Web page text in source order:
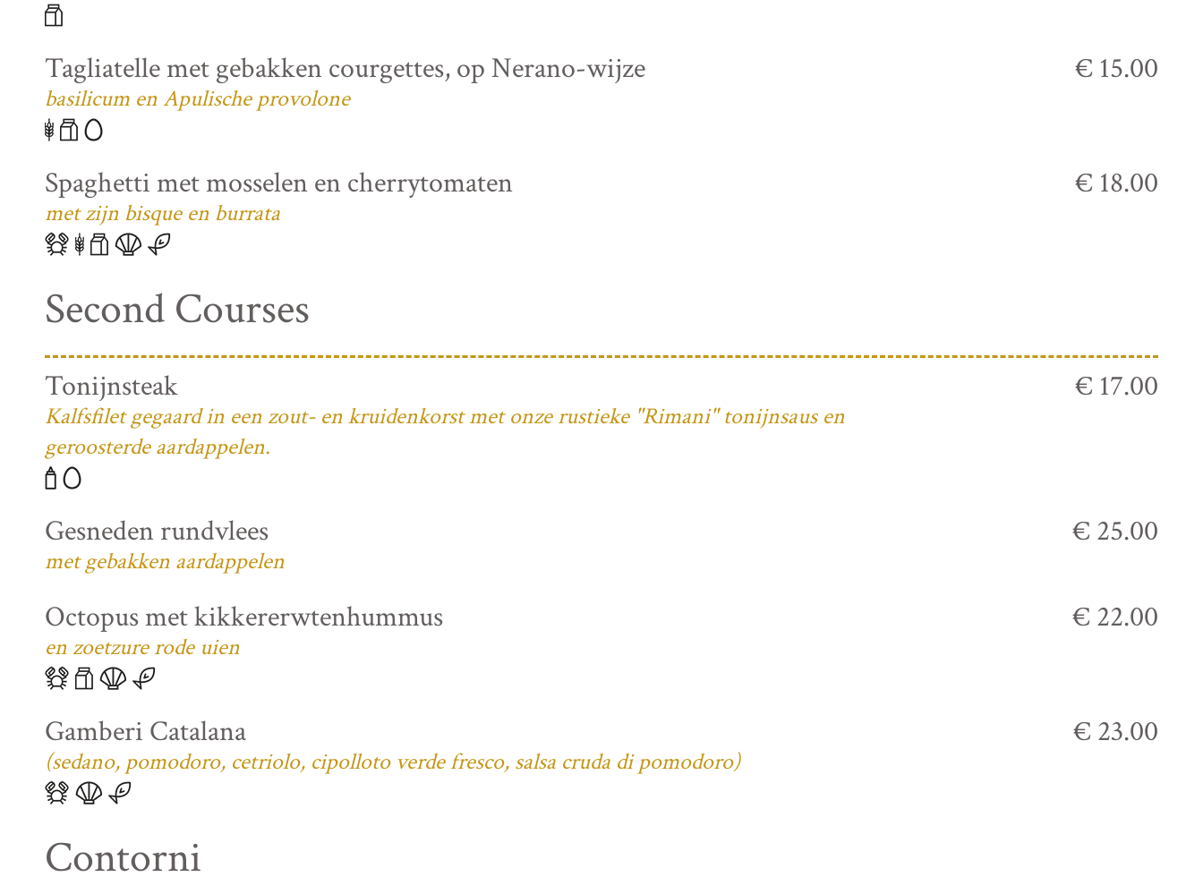
Tagliatelle met gebakken courgettes, op Nerano-wijze
basilicum en Apulische provolone
€ 15.00
Spaghetti met mosselen en cherrytomaten
met zijn bisque en burrata
€ 18.00
Second Courses
Tonijnsteak
Kalfsfilet gegaard in een zout- en kruidenkorst met onze rustieke "Rimani" tonijnsaus en
geroosterde aardappelen.
€ 17.00
Gesneden rundvlees
met gebakken aardappelen
€ 25.00
Octopus met kikkererwtenhummus
en zoetzure rode uien
€ 22.00
Gamberi Catalana
(sedano, pomodoro, cetriolo, cipolloto verde fresco, salsa cruda di pomodoro)
€ 23.00
Contorni